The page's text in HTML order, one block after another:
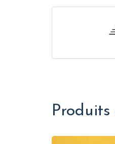
Produits